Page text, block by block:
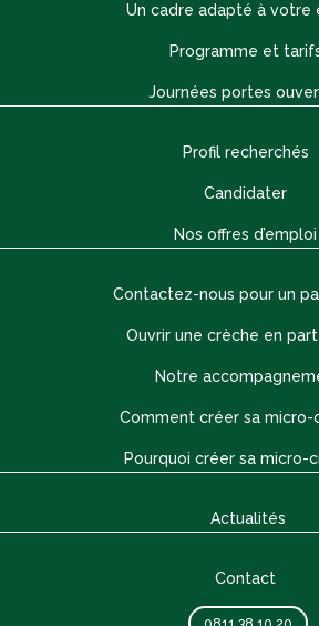
Un cadre adapté à votre
Programme et
Journées portes
Profil recherchés
Candidater
Nos offres d’emploi
Contactez-nous pour un
Ouvrir une crèche en
Notre
Comment créer sa micro-
Pourquoi créer sa micro-
Actualités
Contact